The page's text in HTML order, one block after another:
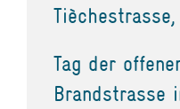
Tag der
Brandstrasse